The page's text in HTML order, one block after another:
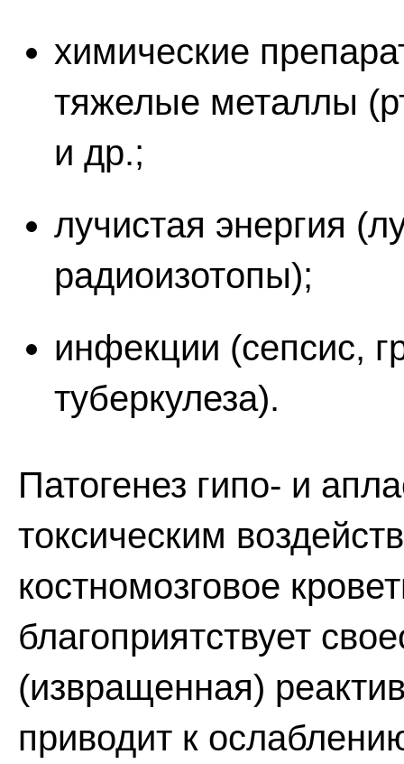
химические
тяжелые металлы
и др.;
лучистая энергия
радиоизотопы);
инфекции (сепсис,
туберкулеза).
Патогенез гипо- и
токсическим
костномозговое
благоприятствует
(извращенная)
приводит к